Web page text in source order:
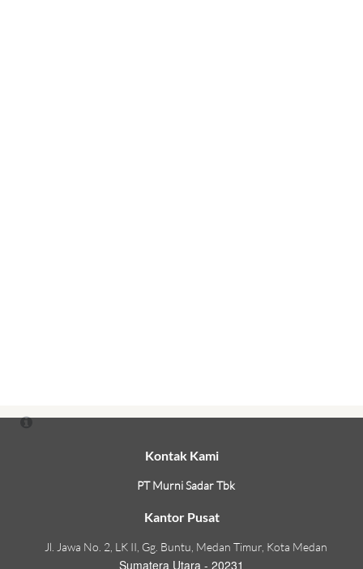
Kontak Kami
PT Murni Sadar Tbk
Kantor Pusat
Jl. Jawa No. 2, LK II, Gg. Buntu, Medan Timur, Kota Medan
Sumatera Utara - 20231